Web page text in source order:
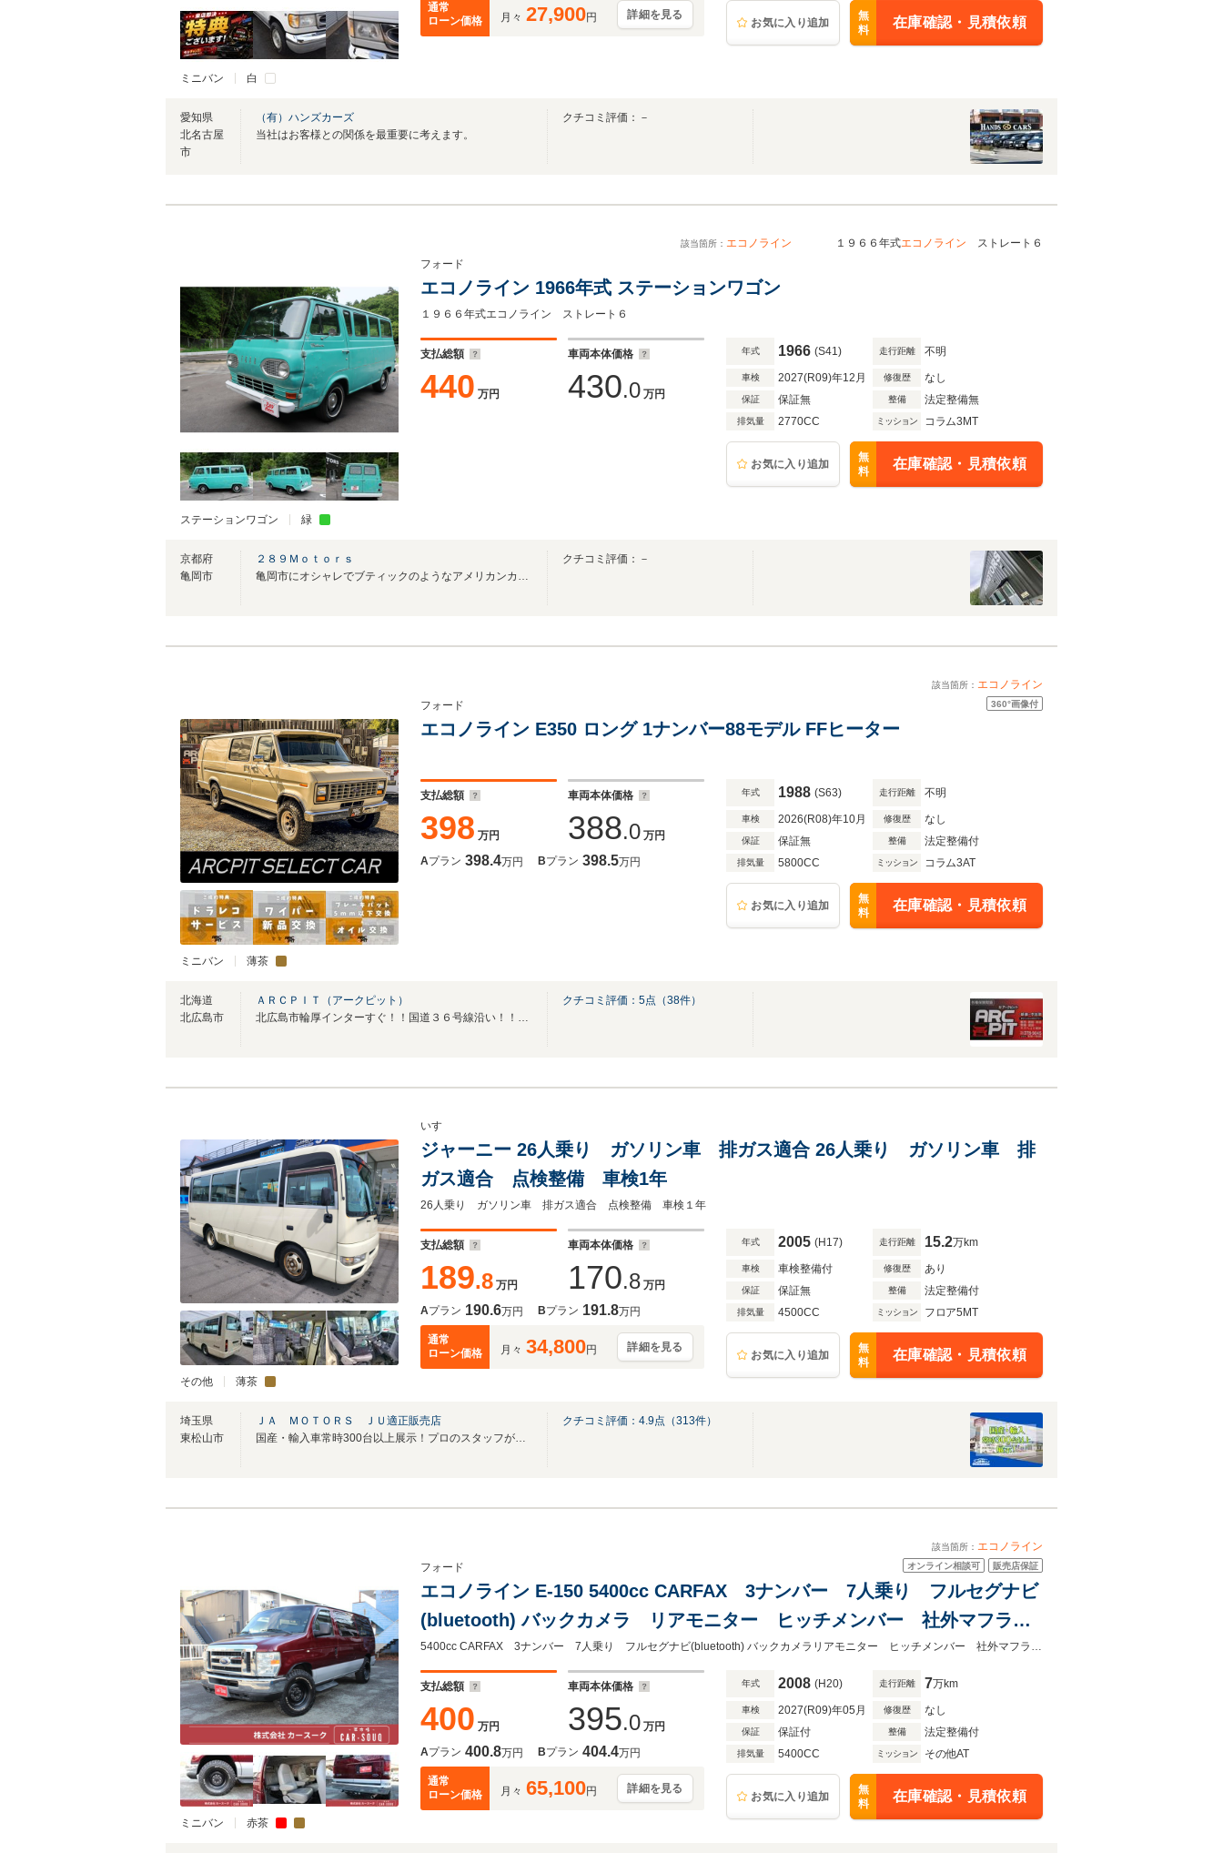
ミニバン 白
通常
ローン価格
月々 27,900円 詳細を見る
お気に入り追加
無
料
在庫確認・見積依頼
愛知県
北名古屋
市
（有）ハンズカーズ
当社はお客様との関係を最重要に考えます。
クチコミ評価：－
該当箇所： エコノライン １９６６年式エコノライン ストレート６
ステーションワゴン 緑
フォード
エコノライン 1966年式 ステーションワゴン
１９６６年式エコノライン ストレート６
支払総額
440 万円
車両本体価格
430.0 万円
年式 1966 (S41) 走行距離 不明
車検 2027(R09)年12月 修復歴 なし
保証 保証無 整備 法定整備無
排気量 2770CC ミッション コラム3MT
お気に入り追加
無
料
在庫確認・見積依頼
京都府
亀岡市
２８９Ｍｏｔｏｒｓ
亀岡市にオシャレでブティックのようなアメリカンカーコレクションショップオープン！
クチコミ評価：－
該当箇所： エコノライン
ミニバン 薄茶
360°画像付
フォード
エコノライン E350 ロング 1ナンバー88モデル FFヒーター
支払総額
398 万円
車両本体価格
388.0 万円
Aプラン 398.4万円 Bプラン 398.5万円
年式 1988 (S63) 走行距離 不明
車検 2026(R08)年10月 修復歴 なし
保証 保証無 整備 法定整備付
排気量 5800CC ミッション コラム3AT
お気に入り追加
無
料
在庫確認・見積依頼
北海道
北広島市
ＡＲＣＰＩＴ（アークピット）
北広島市輪厚インターすぐ！！国道３６号線沿い！！幅広い仕入先から直接買い付け！！
クチコミ評価： 5点（38件）
その他 薄茶
いすゞ
ジャーニー 26人乗り ガソリン車 排ガス適合 26人乗り ガソリン車 排
ガス適合 点検整備 車検1年
26人乗り ガソリン車 排ガス適合 点検整備 車検１年
支払総額
189.8 万円
車両本体価格
170.8 万円
Aプラン 190.6万円 Bプラン 191.8万円
通常
ローン価格
月々 34,800円 詳細を見る
年式 2005 (H17) 走行距離 15.2万km
車検 車検整備付 修復歴 あり
保証 保証無 整備 法定整備付
排気量 4500CC ミッション フロア5MT
お気に入り追加
無
料
在庫確認・見積依頼
埼玉県
東松山市
ＪＡ ＭＯＴＯＲＳ ＪＵ適正販売店
国産・輸入車常時300台以上展示！プロのスタッフが対応致します！
クチコミ評価： 4.9点（313件）
該当箇所： エコノライン
ミニバン 赤茶
オンライン相談可 販売店保証
フォード
エコノライン E-150 5400cc CARFAX 3ナンバー 7人乗り フルセグナビ
(bluetooth) バックカメラ リアモニター ヒッチメンバー 社外マフラ
ー・ホイール 本革シート キーレス2個 ETC
5400cc CARFAX 3ナンバー 7人乗り フルセグナビ(bluetooth) バックカメラリアモニター ヒッチメンバー 社外マフラー・ホイール 本革シート キーレス2個 ETC
支払総額
400 万円
車両本体価格
395.0 万円
Aプラン 400.8万円 Bプラン 404.4万円
通常
ローン価格
月々 65,100円 詳細を見る
年式 2008 (H20) 走行距離 7万km
車検 2027(R09)年05月 修復歴 なし
保証 保証付 整備 法定整備付
排気量 5400CC ミッション その他AT
お気に入り追加
無
料
在庫確認・見積依頼